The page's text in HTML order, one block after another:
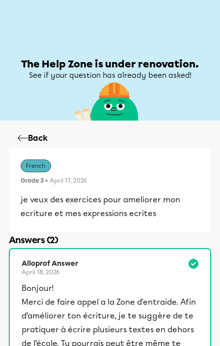
The Help Zone is under renovation.
See if your question has already been asked!
Back
French
Grade 3 • April 17, 2026
je veux des exercices pour ameliorer mon
ecriture et mes expressions ecrites
Answers (2)
Alloprof Answer
April 18, 2026
Bonjour!
Merci de faire appel a la Zone d'entraide. Afin
d’améliorer ton écriture, je te suggère de te
pratiquer à écrire plusieurs textes en dehors
de l’école. Tu pourrais peut être même te